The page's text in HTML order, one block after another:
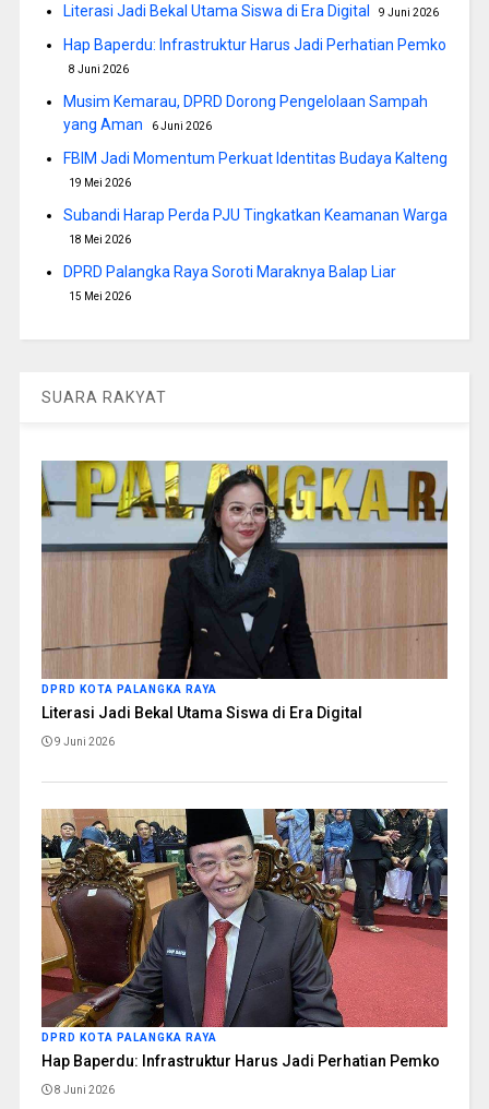
Literasi Jadi Bekal Utama Siswa di Era Digital 9 Juni 2026
Hap Baperdu: Infrastruktur Harus Jadi Perhatian Pemko
8 Juni 2026
Musim Kemarau, DPRD Dorong Pengelolaan Sampah
yang Aman
6 Juni 2026
FBIM Jadi Momentum Perkuat Identitas Budaya Kalteng
19 Mei 2026
Subandi Harap Perda PJU Tingkatkan Keamanan Warga
18 Mei 2026
DPRD Palangka Raya Soroti Maraknya Balap Liar
15 Mei 2026
SUARA RAKYAT
DPRD KOTA PALANGKA RAYA
Literasi Jadi Bekal Utama Siswa di Era Digital
9 Juni 2026
DPRD KOTA PALANGKA RAYA
Hap Baperdu: Infrastruktur Harus Jadi Perhatian Pemko
8 Juni 2026